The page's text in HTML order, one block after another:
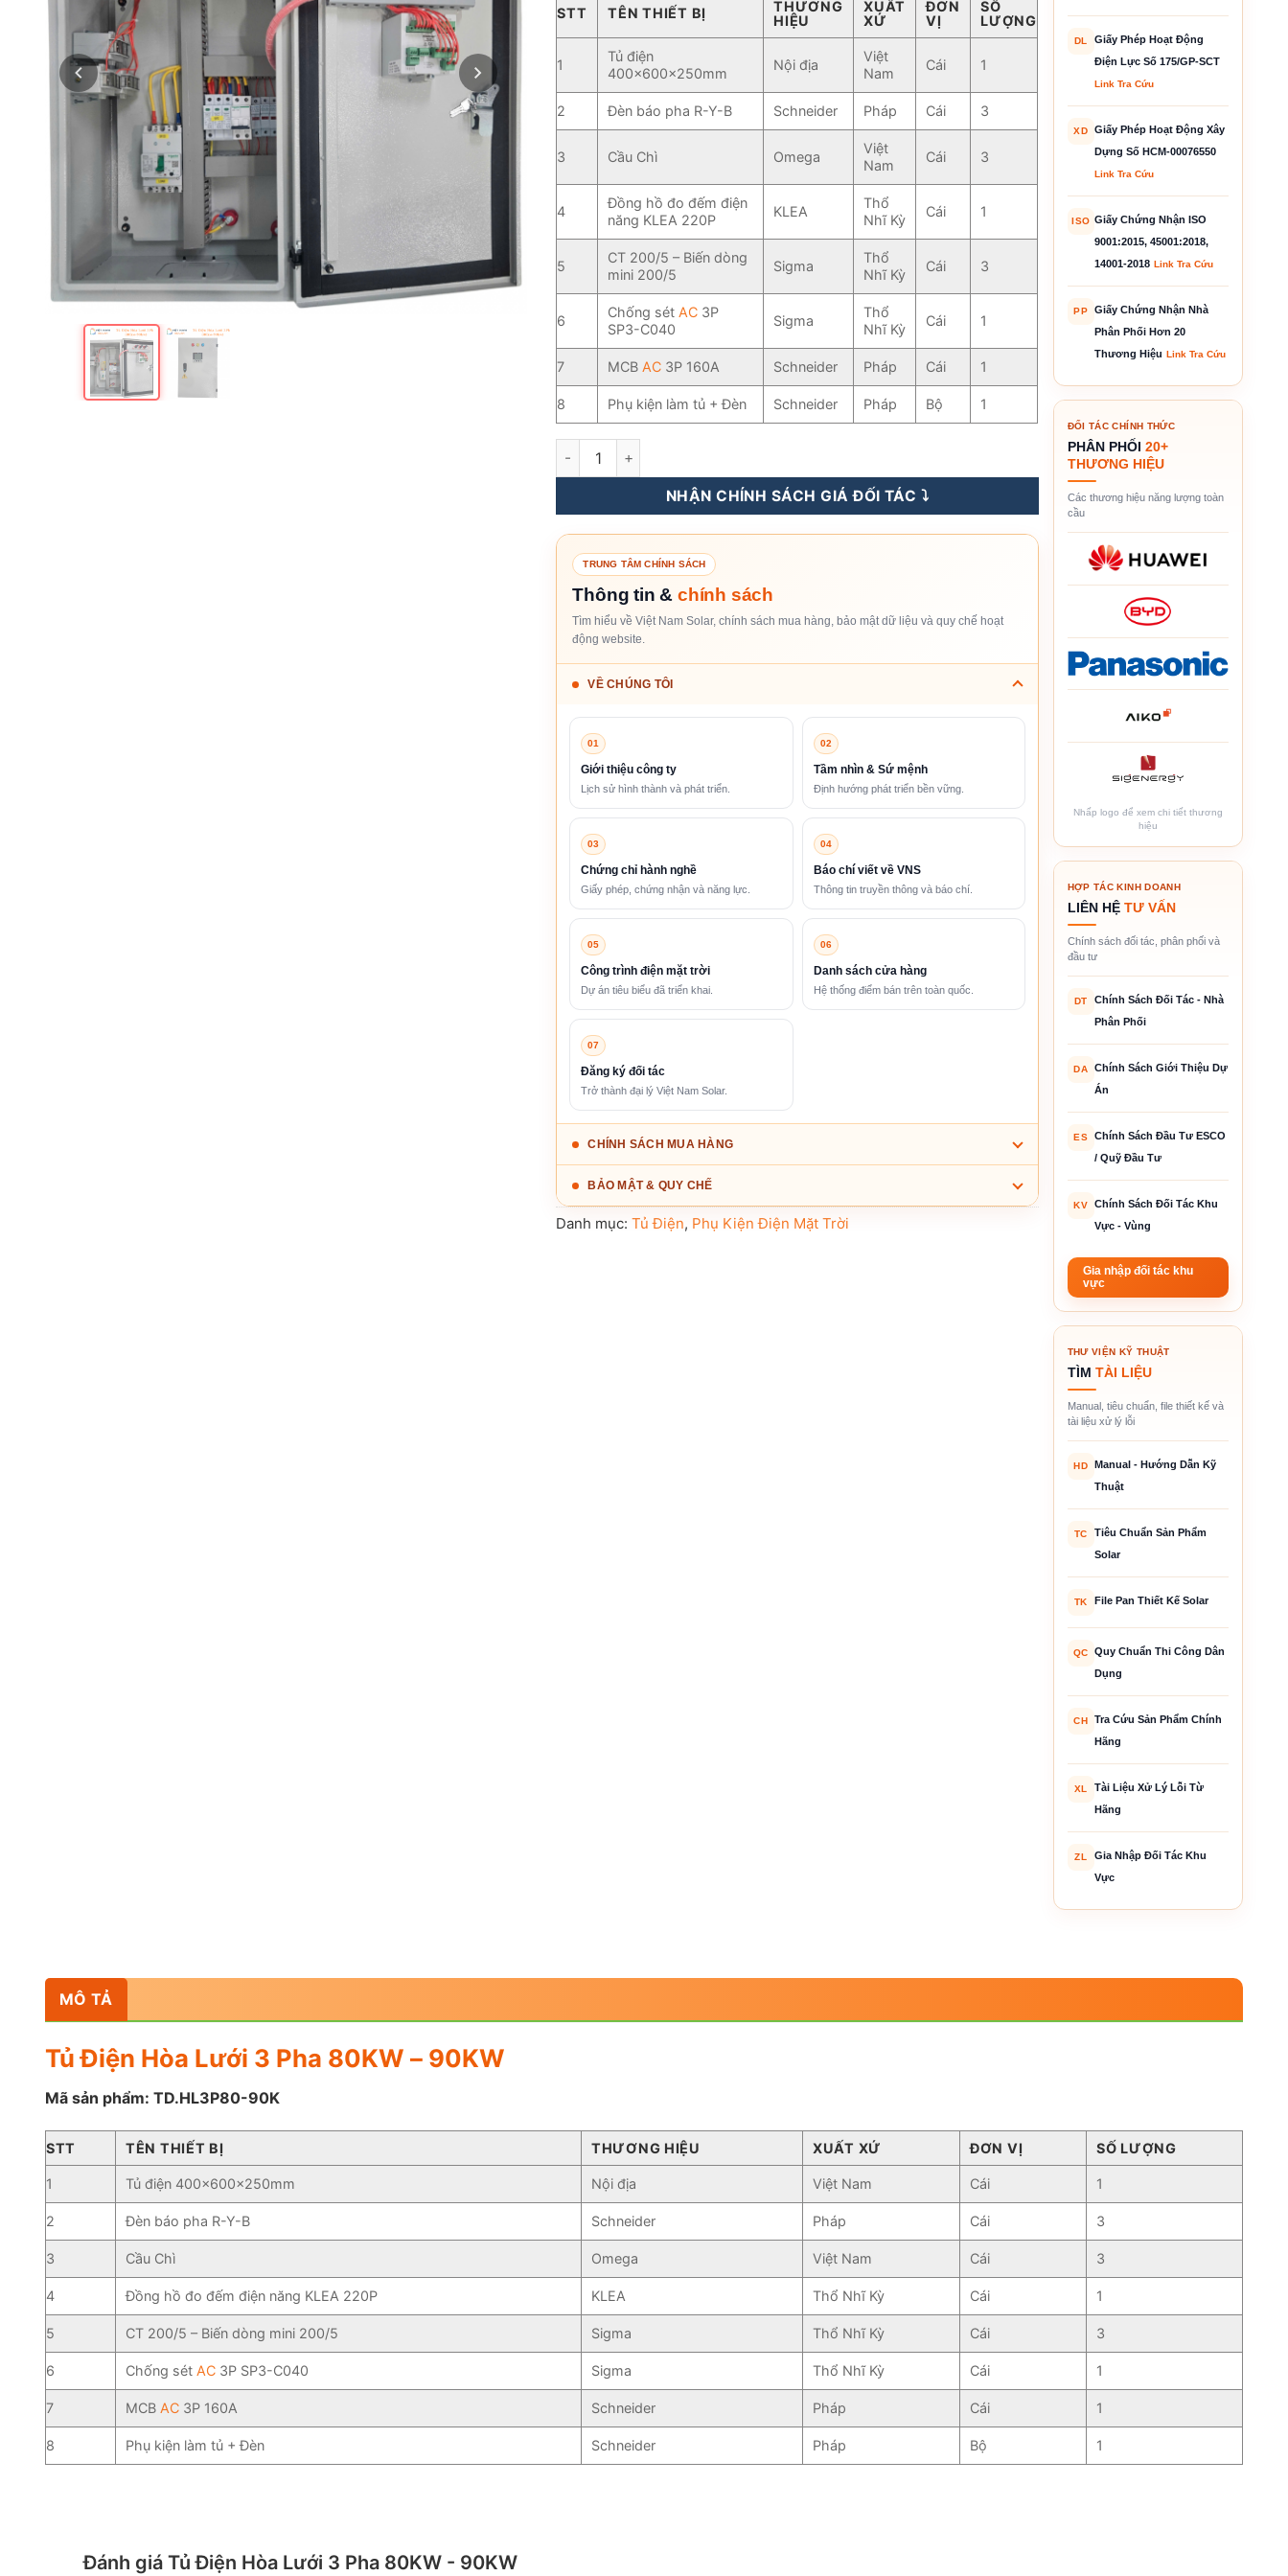
STT TÊN THIẾT BỊ
THƯƠNG
HIỆU
XUẤT
XỨ
ĐƠN
VỊ
SỐ
LƯỢNG
1
Tủ điện
400x600x250mm
Nội địa
Việt
Nam
Cái 1
2 Đèn báo pha R-Y-B Schneider Pháp Cái 3
3 Cầu Chì Omega
Việt
Nam
Cái 3
4
Đồng hồ đo đếm điện
năng KLEA 220P
KLEA
Thổ
Nhĩ Kỳ
Cái 1
5
CT 200/5 – Biến dòng
mini 200/5
Sigma
Thổ
Nhĩ Kỳ
Cái 3
6
Chống sét AC 3P
SP3-C040
Sigma
Thổ
Nhĩ Kỳ
Cái 1
7 MCB AC 3P 160A Schneider Pháp Cái 1
8 Phụ kiện làm tủ + Đèn Schneider Pháp Bộ 1
Tủ Điện Hòa Lưới 3 Pha 80KW - 90KW số lượng
NHẬN CHÍNH SÁCH GIÁ ĐỐI TÁC ⤵️
TRUNG TÂM CHÍNH SÁCH
Thông tin & chính sách
Tìm hiểu về Việt Nam Solar, chính sách mua hàng, bảo mật dữ liệu và quy chế hoạt
động website.
VỀ CHÚNG TÔI
01
Giới thiệu công ty
Lịch sử hình thành và phát triển.
02
Tầm nhìn & Sứ mệnh
Định hướng phát triển bền vững.
03
Chứng chỉ hành nghề
Giấy phép, chứng nhận và năng lực.
04
Báo chí viết về VNS
Thông tin truyền thông và báo chí.
05
Công trình điện mặt trời
Dự án tiêu biểu đã triển khai.
06
Danh sách cửa hàng
Hệ thống điểm bán trên toàn quốc.
07
Đăng ký đối tác
Trở thành đại lý Việt Nam Solar.
CHÍNH SÁCH MUA HÀNG
BẢO MẬT & QUY CHẾ
Danh mục:Tủ Điện, Phụ Kiện Điện Mặt Trời
DL
Giấy Phép Hoạt Động
Điện Lực Số 175/GP-SCT
Link Tra Cứu
XD
Giấy Phép Hoạt Động Xây
Dựng Số HCM-00076550
Link Tra Cứu
ISO Giấy Chứng Nhận ISO
9001:2015, 45001:2018,
14001-2018 Link Tra Cứu
PP
Giấy Chứng Nhận Nhà
Phân Phối Hơn 20
Thương Hiệu Link Tra Cứu
ĐỐI TÁC CHÍNH THỨC
PHÂN PHỐI 20+
THƯƠNG HIỆU
Các thương hiệu năng lượng toàn
cầu
Nhấp logo để xem chi tiết thương
hiệu
HỢP TÁC KINH DOANH
LIÊN HỆ TƯ VẤN
Chính sách đối tác, phân phối và
đầu tư
DT
Chính Sách Đối Tác - Nhà
Phân Phối
DA
Chính Sách Giới Thiệu Dự
Án
ES
Chính Sách Đầu Tư ESCO
/ Quỹ Đầu Tư
KV
Chính Sách Đối Tác Khu
Vực - Vùng
Gia nhập đối tác khu
vực
THƯ VIỆN KỸ THUẬT
TÌM TÀI LIỆU
Manual, tiêu chuẩn, file thiết kế và
tài liệu xử lý lỗi
HD
Manual - Hướng Dẫn Kỹ
Thuật
TC
Tiêu Chuẩn Sản Phẩm
Solar
TK File Pan Thiết Kế Solar
QC
Quy Chuẩn Thi Công Dân
Dụng
CH
Tra Cứu Sản Phẩm Chính
Hãng
XL
Tài Liệu Xử Lý Lỗi Từ
Hãng
ZL
Gia Nhập Đối Tác Khu
Vực
MÔ TẢ
Tủ Điện Hòa Lưới 3 Pha 80KW – 90KW
Mã sản phẩm: TD.HL3P80-90K
STT TÊN THIẾT BỊ THƯƠNG HIỆU XUẤT XỨ ĐƠN VỊ SỐ LƯỢNG
1 Tủ điện 400x600x250mm Nội địa Việt Nam Cái 1
2 Đèn báo pha R-Y-B Schneider Pháp Cái 3
3 Cầu Chì Omega Việt Nam Cái 3
4 Đồng hồ đo đếm điện năng KLEA 220P KLEA Thổ Nhĩ Kỳ Cái 1
5 CT 200/5 – Biến dòng mini 200/5 Sigma Thổ Nhĩ Kỳ Cái 3
6 Chống sét AC 3P SP3-C040 Sigma Thổ Nhĩ Kỳ Cái 1
7 MCB AC 3P 160A Schneider Pháp Cái 1
8 Phụ kiện làm tủ + Đèn Schneider Pháp Bộ 1
Đánh giá Tủ Điện Hòa Lưới 3 Pha 80KW - 90KW